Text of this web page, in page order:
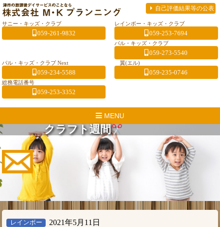
自己評価結果等の公表
サニー・キッズ・クラブ
059-261-9832
レインボー・キッズ・クラブ
059-253-7694
パル・キッズ・クラブ
059-273-5540
パル・キッズ・クラブ Next
059-234-5588
翼(エル)
059-235-0746
総務電話番号
059-253-3352
MENU
クラフト週間
レインボー 2021年5月11日